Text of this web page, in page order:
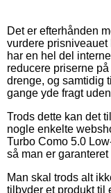
Det er efterhånden
vurdere prisniveauet
har en hel del
reducere priserne
drenge, og samtidig
gange yde fragt
Trods dette kan det
nogle enkelte
Turbo Como 5.0
så man er
Man skal trods alt
tilbyder et produkt til